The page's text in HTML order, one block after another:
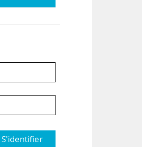
S'identifier